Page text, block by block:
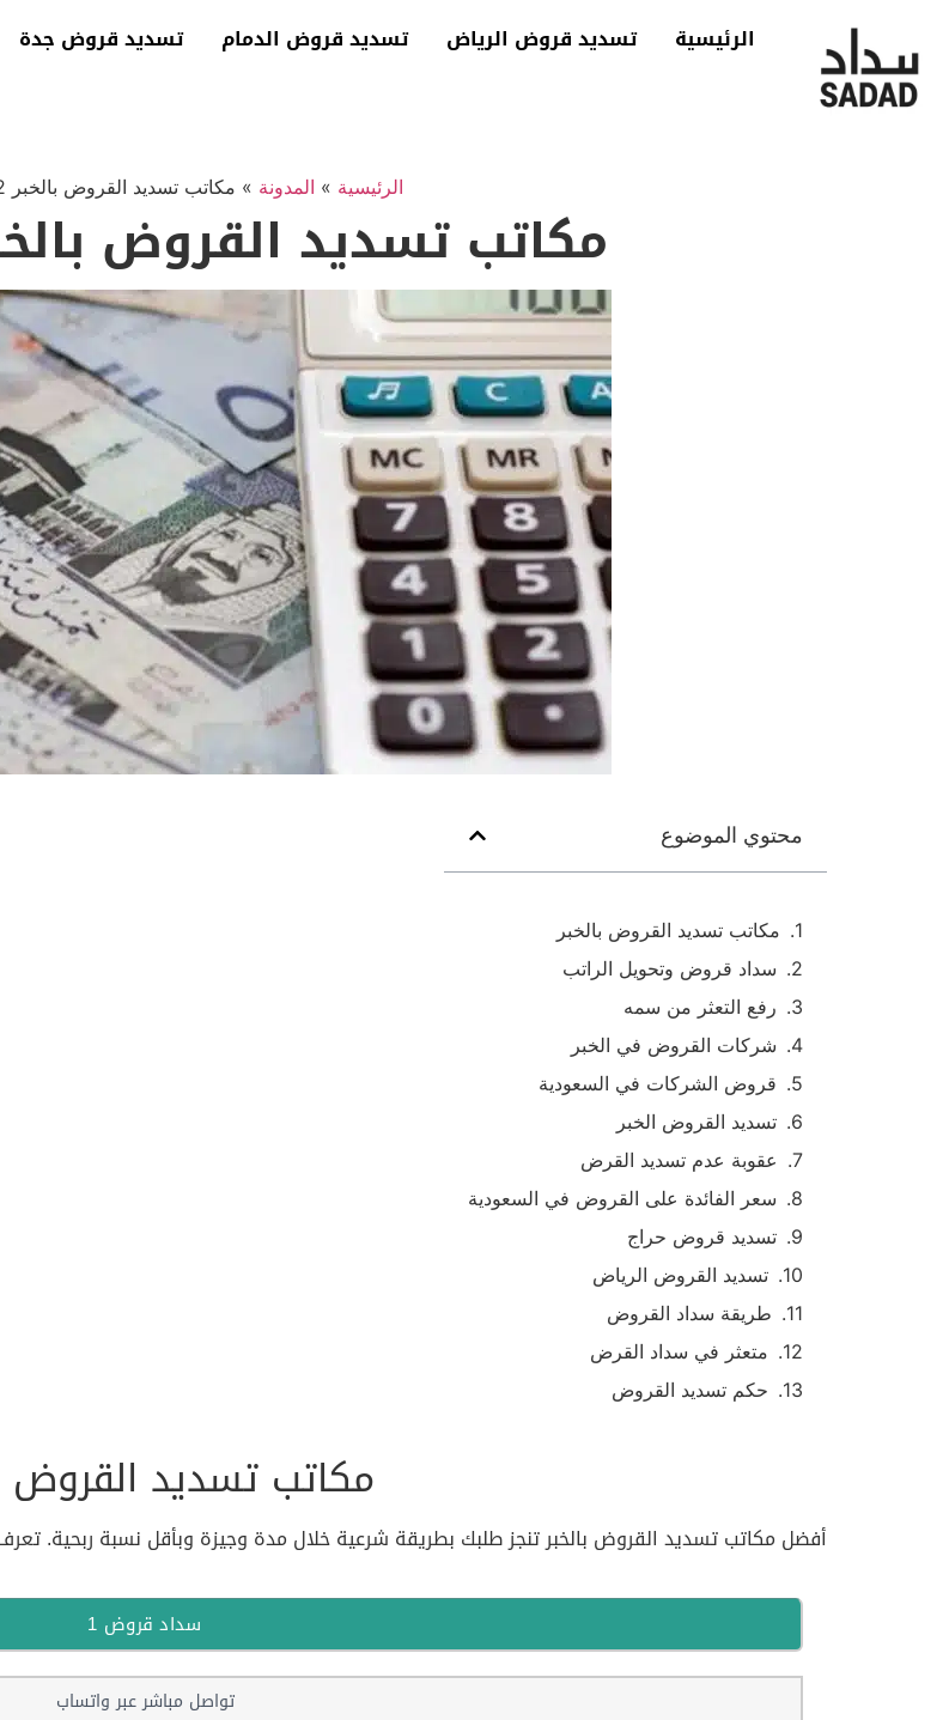
الرئيسية تسديد قروض الرياض تسديد قروض الدمام تسديد قروض جدة
الرئيسية » المدونة » مكاتب تسديد القروض بالخبر 0500002542
مكاتب تسديد القروض بالخبر
محتوي الموضوع
مكاتب تسديد القروض بالخبر
سداد قروض وتحويل الراتب
رفع التعثر من سمه
شركات القروض في الخبر
قروض الشركات في السعودية
تسديد القروض الخبر
عقوبة عدم تسديد القرض
سعر الفائدة على القروض في السعودية
تسديد قروض حراج
تسديد القروض الرياض
طريقة سداد القروض
متعثر في سداد القرض
حكم تسديد القروض
مكاتب تسديد القروض
أفضل مكاتب تسديد القروض بالخبر تنجز طلبك بطريقة شرعية خلال مدة وجيزة وبأقل نسبة ربحية.
سداد قروض 1
تواصل مباشر عبر واتساب